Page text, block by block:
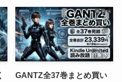
GANTZ全37巻まとめ買い